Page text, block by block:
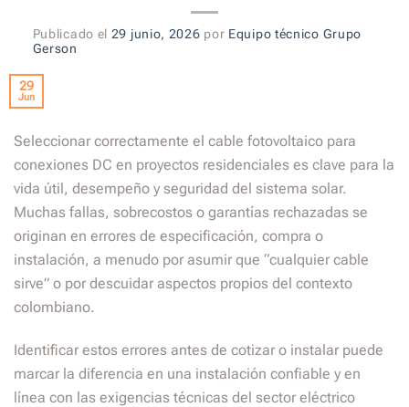
Publicado el 29 junio, 2026 por Equipo técnico Grupo
Gerson
29
Jun
Seleccionar correctamente el cable fotovoltaico para
conexiones DC en proyectos residenciales es clave para la
vida útil, desempeño y seguridad del sistema solar.
Muchas fallas, sobrecostos o garantías rechazadas se
originan en errores de especificación, compra o
instalación, a menudo por asumir que “cualquier cable
sirve” o por descuidar aspectos propios del contexto
colombiano.
Identificar estos errores antes de cotizar o instalar puede
marcar la diferencia en una instalación confiable y en
línea con las exigencias técnicas del sector eléctrico